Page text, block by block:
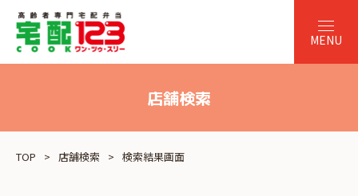
店舗検索
TOP 店舗検索 検索結果画面